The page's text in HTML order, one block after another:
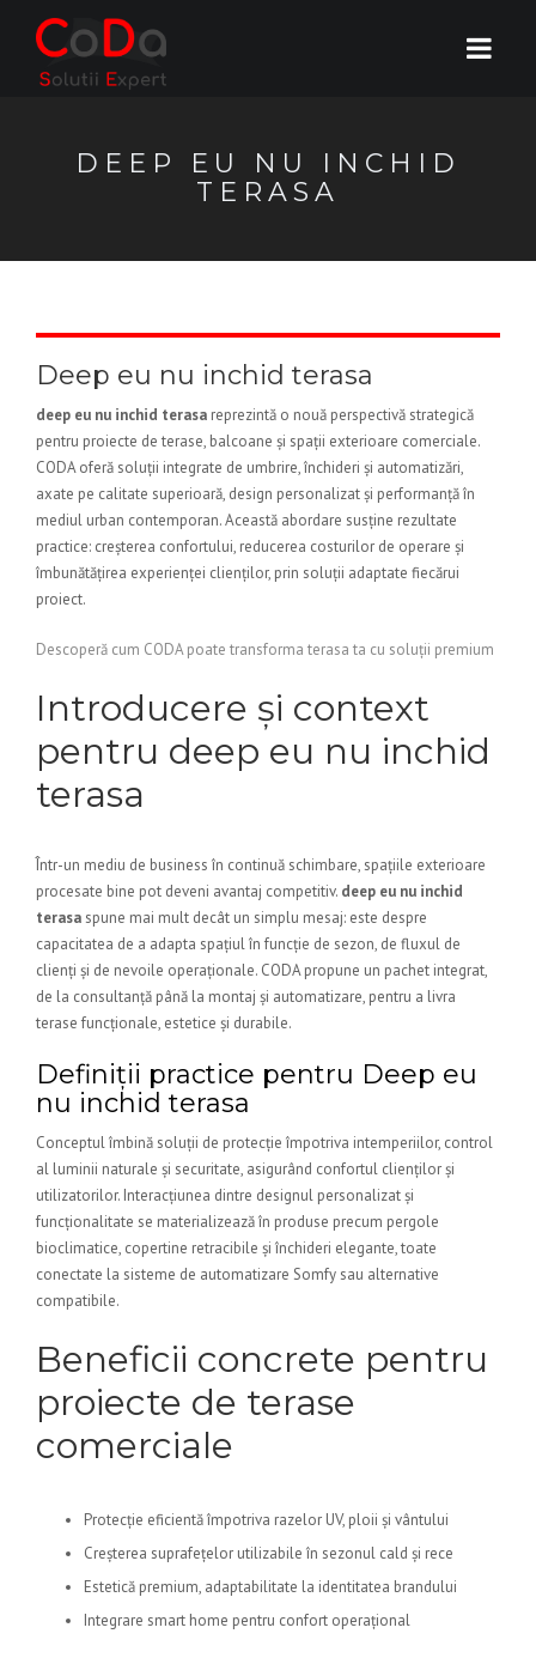
DEEP EU NU INCHID
TERASA
Deep eu nu inchid terasa
deep eu nu inchid terasa reprezintă o nouă perspectivă strategică
pentru proiecte de terase, balcoane și spații exterioare comerciale.
CODA oferă soluții integrate de umbrire, închideri și automatizări,
axate pe calitate superioară, design personalizat și performanță în
mediul urban contemporan. Această abordare susține rezultate
practice: creșterea confortului, reducerea costurilor de operare și
îmbunătățirea experienței clienților, prin soluții adaptate fiecărui
proiect.
Descoperă cum CODA poate transforma terasa ta cu soluții premium
Introducere și context
pentru deep eu nu inchid
terasa
Într-un mediu de business în continuă schimbare, spațiile exterioare
procesate bine pot deveni avantaj competitiv. deep eu nu inchid
terasaspune mai mult decât un simplu mesaj: este despre
capacitatea de a adapta spațiul în funcție de sezon, de fluxul de
clienți și de nevoile operaționale. CODA propune un pachet integrat,
de la consultanță până la montaj și automatizare, pentru a livra
terase funcționale, estetice și durabile.
Definiții practice pentru Deep eu
nu inchid terasa
Conceptul îmbină soluții de protecție împotriva intemperiilor, control
al luminii naturale și securitate, asigurând confortul clienților și
utilizatorilor. Interacțiunea dintre designul personalizat și
funcționalitate se materializează în produse precum pergole
bioclimatice, copertine retracibile și închideri elegante, toate
conectate la sisteme de automatizare Somfy sau alternative
compatibile.
Beneficii concrete pentru
proiecte de terase
comerciale
Protecție eficientă împotriva razelor UV, ploii și vântului
Creșterea suprafețelor utilizabile în sezonul cald și rece
Estetică premium, adaptabilitate la identitatea brandului
Integrare smart home pentru confort operațional